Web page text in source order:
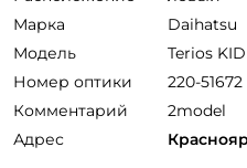
Марка
Daihatsu
Модель
Terios KID
Номер оптики
220-51672
Комментарий
2model
Адрес